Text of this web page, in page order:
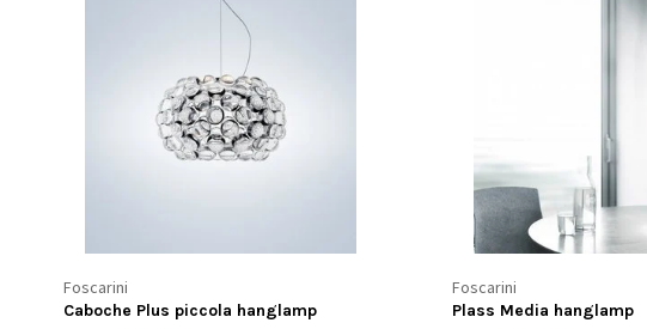
Foscarini
Caboche Plus piccola hanglamp
Foscarini
Plass Media hanglamp